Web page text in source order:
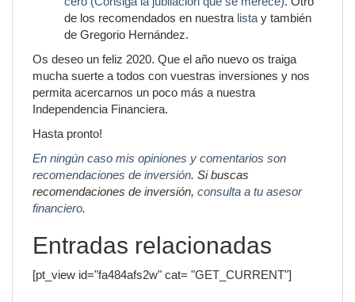
de los recomendados en nuestra lista y también
de Gregorio Hernández.
Os deseo un feliz 2020. Que el año nuevo os traiga
mucha suerte a todos con vuestras inversiones y nos
permita acercarnos un poco más a nuestra
Independencia Financiera.
Hasta pronto!
En ningún caso mis opiniones y comentarios son
recomendaciones de inversión. Si buscas
recomendaciones de inversión, consulta a tu asesor
financiero.
Entradas relacionadas
[pt_view id="fa484afs2w" cat= "GET_CURRENT"]